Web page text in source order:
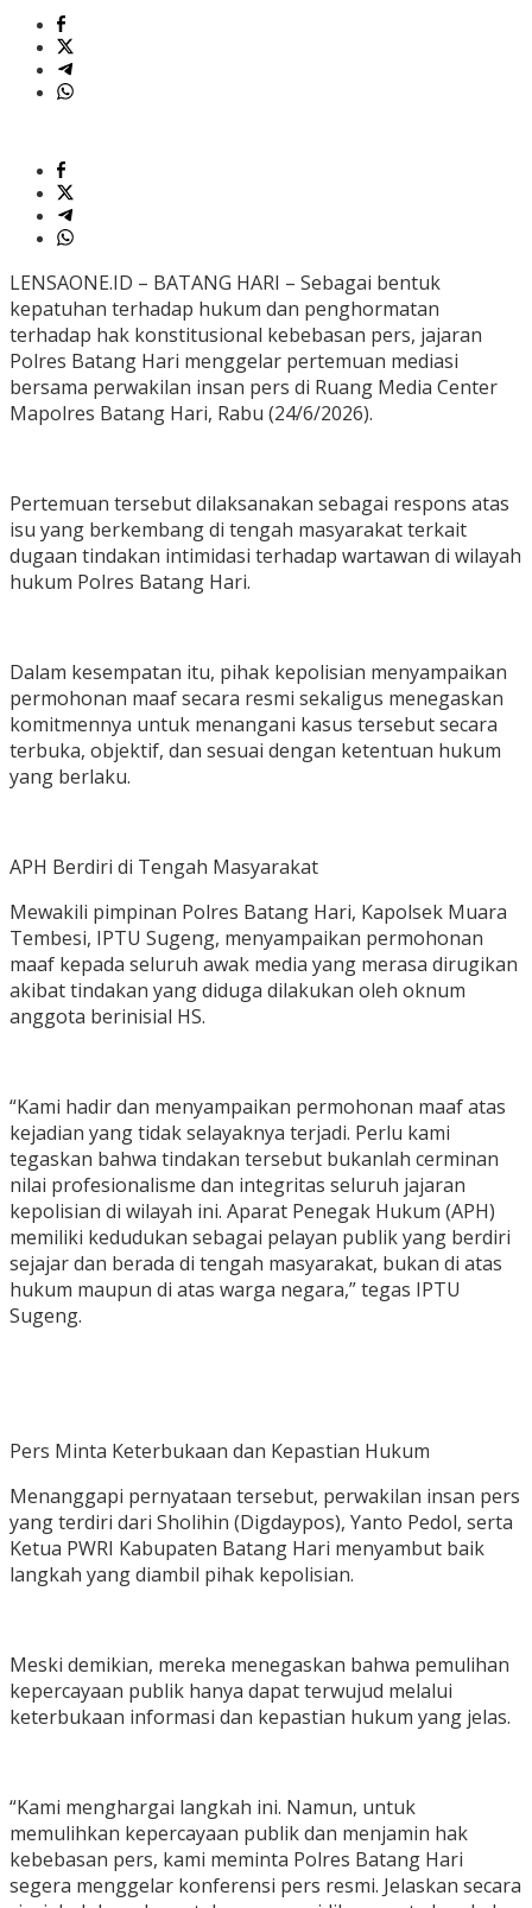
LENSAONE.ID – BATANG HARI – Sebagai bentuk
kepatuhan terhadap hukum dan penghormatan
terhadap hak konstitusional kebebasan pers, jajaran
Polres Batang Hari menggelar pertemuan mediasi
bersama perwakilan insan pers di Ruang Media Center
Mapolres Batang Hari, Rabu (24/6/2026).
Pertemuan tersebut dilaksanakan sebagai respons atas
isu yang berkembang di tengah masyarakat terkait
dugaan tindakan intimidasi terhadap wartawan di wilayah
hukum Polres Batang Hari.
Dalam kesempatan itu, pihak kepolisian menyampaikan
permohonan maaf secara resmi sekaligus menegaskan
komitmennya untuk menangani kasus tersebut secara
terbuka, objektif, dan sesuai dengan ketentuan hukum
yang berlaku.
APH Berdiri di Tengah Masyarakat
Mewakili pimpinan Polres Batang Hari, Kapolsek Muara
Tembesi, IPTU Sugeng, menyampaikan permohonan
maaf kepada seluruh awak media yang merasa dirugikan
akibat tindakan yang diduga dilakukan oleh oknum
anggota berinisial HS.
“Kami hadir dan menyampaikan permohonan maaf atas
kejadian yang tidak selayaknya terjadi. Perlu kami
tegaskan bahwa tindakan tersebut bukanlah cerminan
nilai profesionalisme dan integritas seluruh jajaran
kepolisian di wilayah ini. Aparat Penegak Hukum (APH)
memiliki kedudukan sebagai pelayan publik yang berdiri
sejajar dan berada di tengah masyarakat, bukan di atas
hukum maupun di atas warga negara,” tegas IPTU
Sugeng.
Pers Minta Keterbukaan dan Kepastian Hukum
Menanggapi pernyataan tersebut, perwakilan insan pers
yang terdiri dari Sholihin (Digdaypos), Yanto Pedol, serta
Ketua PWRI Kabupaten Batang Hari menyambut baik
langkah yang diambil pihak kepolisian.
Meski demikian, mereka menegaskan bahwa pemulihan
kepercayaan publik hanya dapat terwujud melalui
keterbukaan informasi dan kepastian hukum yang jelas.
“Kami menghargai langkah ini. Namun, untuk
memulihkan kepercayaan publik dan menjamin hak
kebebasan pers, kami meminta Polres Batang Hari
segera menggelar konferensi pers resmi. Jelaskan secara